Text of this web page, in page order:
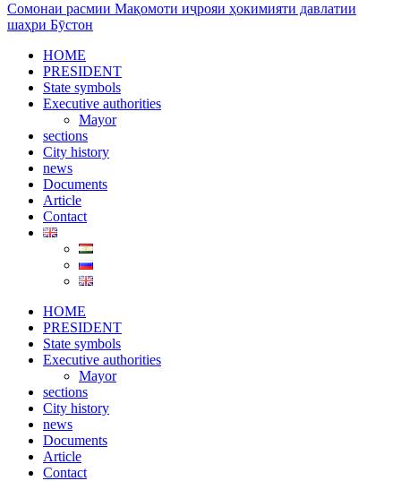
Сомонаи расмии Мақомоти иҷрояи ҳокимияти давлатии
шаҳри Бӯстон
HOME
PRESIDENT
State symbols
Executive authorities
Mayor
sections
City ​​history
news
Documents
Article
Contact
HOME
PRESIDENT
State symbols
Executive authorities
Mayor
sections
City ​​history
news
Documents
Article
Contact